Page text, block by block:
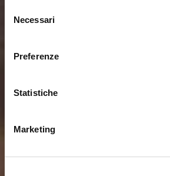
delNecessari
Preferenze
Statistiche
Marketing